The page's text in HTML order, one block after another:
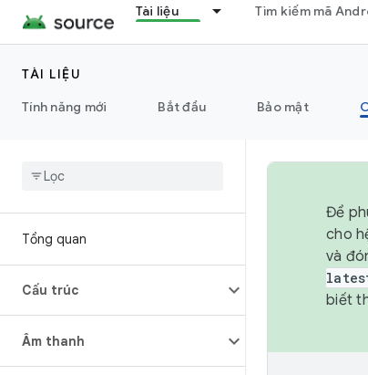
Tài liệu Tìm kiếm mã
TÀI LIỆU
Tính năng mới
Bắt đầu Bảo mật
Tổng quan
Cấu trúc
Âm thanh
Để
cho
và
biết